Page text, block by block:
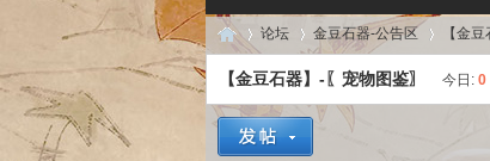
»
论坛
›
金豆石器-公告区 【金
【金豆石器】-〖宠物图鉴〗 今日: 0